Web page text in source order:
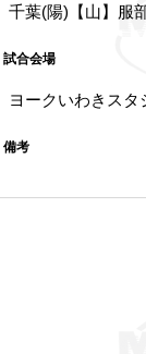
千葉(陽)【山】服
試合会場
ヨークいわきスタ
備考